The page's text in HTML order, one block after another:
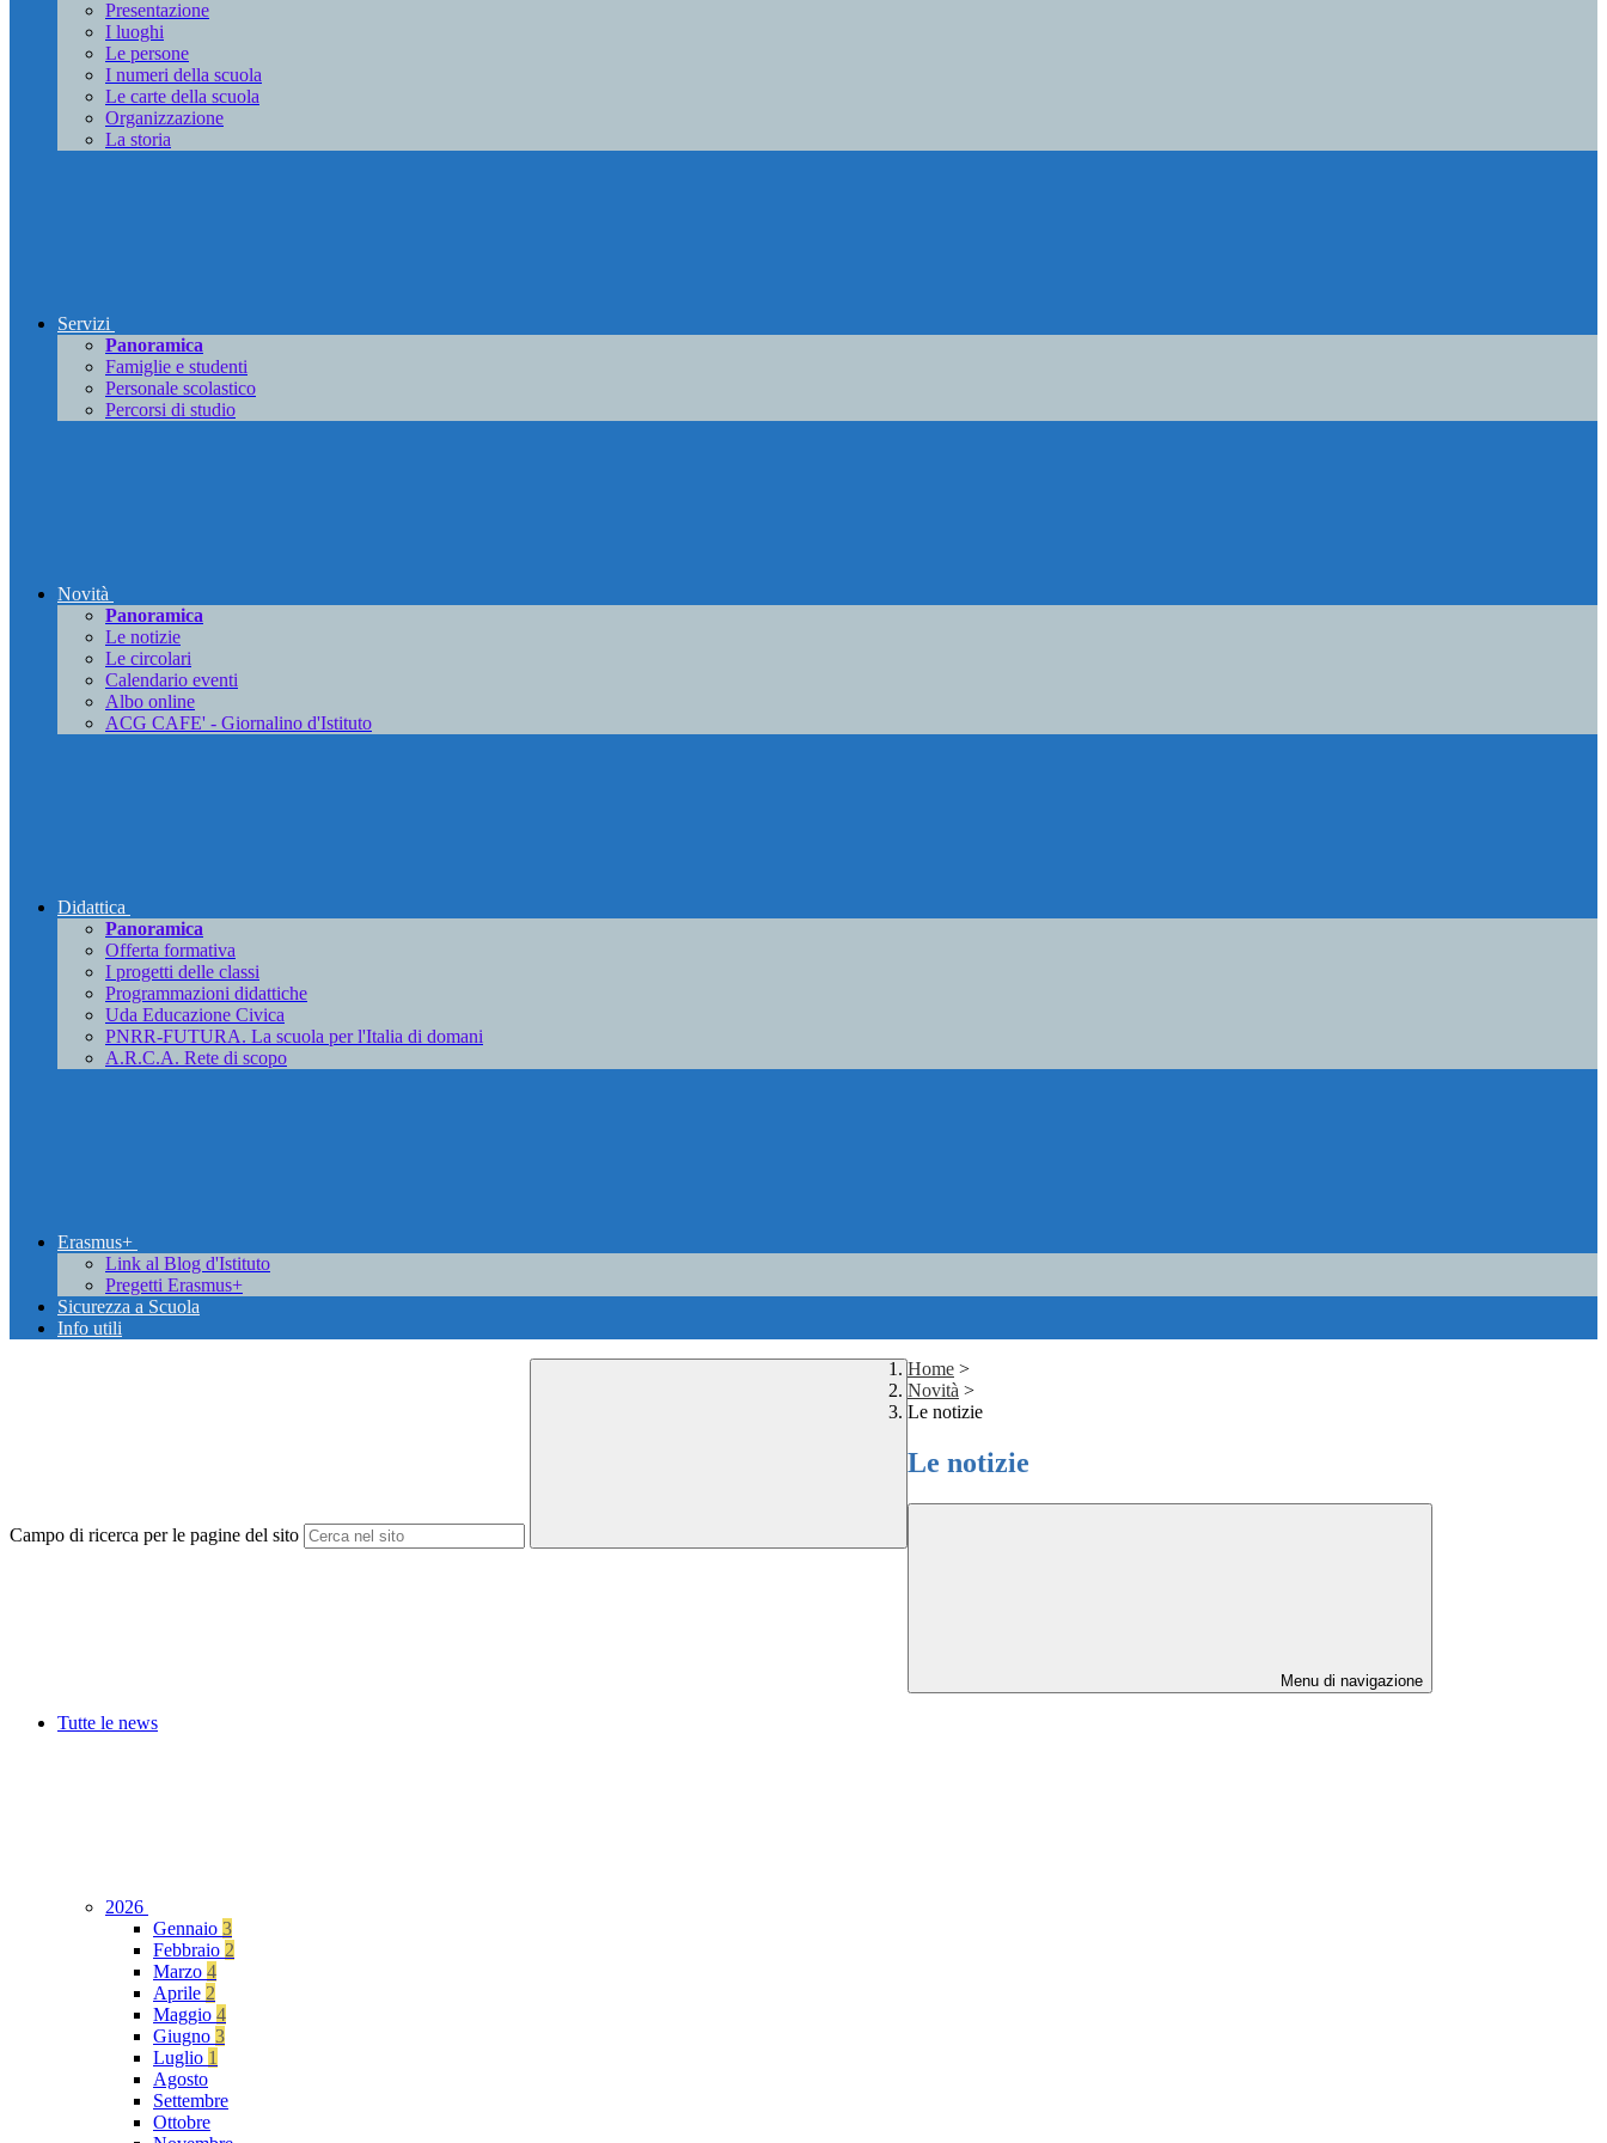
Presentazione
I luoghi
Le persone
I numeri della scuola
Le carte della scuola
Organizzazione
La storia
Servizi
Panoramica
Famiglie e studenti
Personale scolastico
Percorsi di studio
Novità
Panoramica
Le notizie
Le circolari
Calendario eventi
Albo online
ACG CAFE' - Giornalino d'Istituto
Didattica
Panoramica
Offerta formativa
I progetti delle classi
Programmazioni didattiche
Uda Educazione Civica
PNRR-FUTURA. La scuola per l'Italia di domani
A.R.C.A. Rete di scopo
Erasmus+
Link al Blog d'Istituto
Pregetti Erasmus+
Sicurezza a Scuola
Info utili
Campo di ricerca per le pagine del sito
Home >
Novità >
Le notizie
Le notizie
Menu di navigazione
Tutte le news
2026
Gennaio 3
Febbraio 2
Marzo 4
Aprile 2
Maggio 4
Giugno 3
Luglio 1
Agosto
Settembre
Ottobre